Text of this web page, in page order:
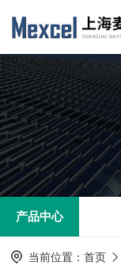
产品中心
当前位置： 首页